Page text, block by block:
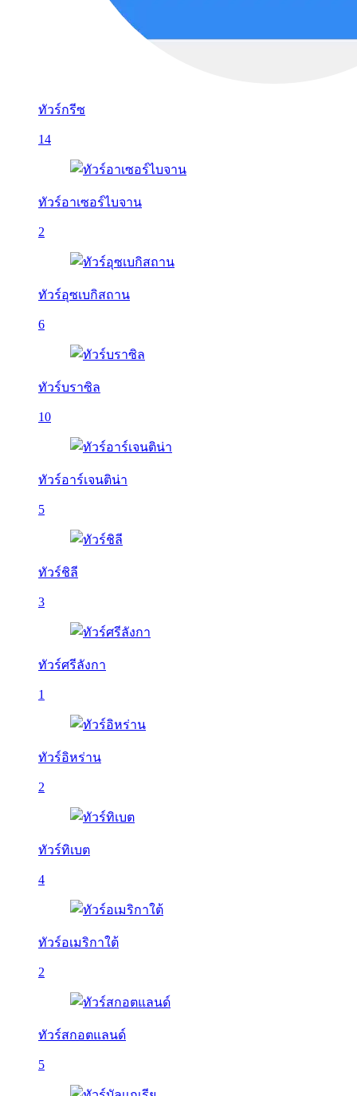
ทัวร์กรีซ
14
ทัวร์อาเซอร์ไบจาน
2
ทัวร์อุซเบกิสถาน
6
ทัวร์บราซิล
10
ทัวร์อาร์เจนติน่า
5
ทัวร์ชิลี
3
ทัวร์ศรีลังกา
1
ทัวร์อิหร่าน
2
ทัวร์ทิเบต
4
ทัวร์อเมริกาใต้
2
ทัวร์สกอตแลนด์
5